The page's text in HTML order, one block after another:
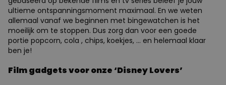
ultieme ontspanningsmoment maximaal. En we weten
allemaal vanaf we beginnen met bingewatchen is het
moeilijk om te stoppen. Dus zorg dan voor een goede
portie popcorn, cola , chips, koekjes, ... en helemaal klaar
ben je!
Film gadgets voor onze ‘Disney Lovers’